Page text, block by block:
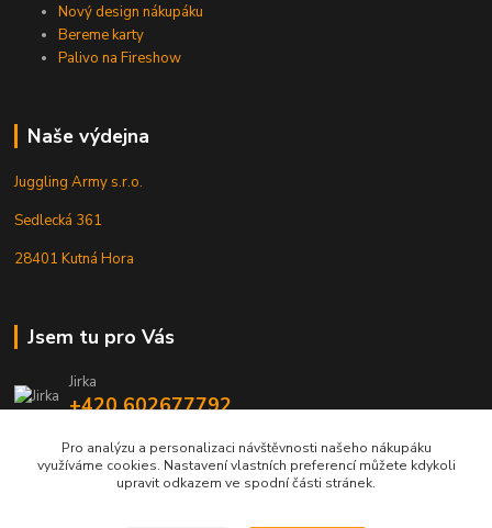
Nový design nákupáku
Bereme karty
Palivo na Fireshow
Naše výdejna
Juggling Army s.r.o.
Sedlecká 361
28401 Kutná Hora
Jsem tu pro Vás
Jirka
+420 602677792
info@jarmy.cz
Pro analýzu a personalizaci návštěvnosti našeho nákupáku
využíváme cookies. Nastavení vlastních preferencí můžete kdykoli
upravit odkazem ve spodní části stránek.